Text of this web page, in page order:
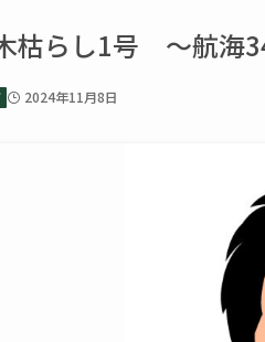
枯らし1号 ～航海
2024年11月8日